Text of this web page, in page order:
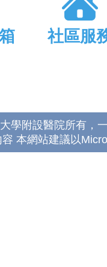
社區服
學附設醫院所有，
本網站建議以